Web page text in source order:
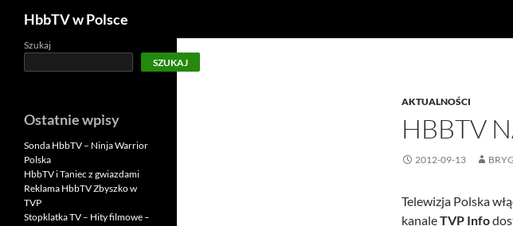
HbbTV w Polsce
AKTUALNOŚCI
HBBTV
2012-09-13
Telewizja Polska
kanaleTVP Info
Szukaj
SZUKAJ
Ostatnie wpisy
Sonda HbbTV – Ninja Warrior
Polska
HbbTV i Taniec z gwiazdami
Reklama HbbTV Zbyszko w
TVP
Stopklatka TV – Hity filmowe –